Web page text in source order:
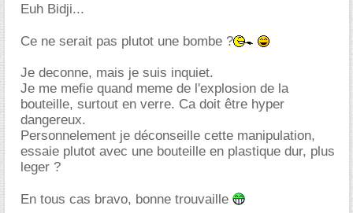
Euh Bidji...
Ce ne serait pas plutot une bombe ?
Je deconne, mais je suis inquiet.
Je me mefie quand meme de l'explosion de la
bouteille, surtout en verre. Ca doit être hyper
dangereux.
Personnelement je déconseille cette manipulation,
essaie plutot avec une bouteille en plastique dur, plus
leger ?
En tous cas bravo, bonne trouvaille